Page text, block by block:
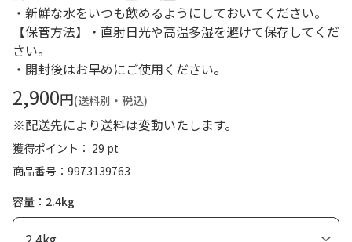
・新鮮な水をいつも飲めるようにしておいてください。
【保管方法】・直射日光や高温多湿を避けて保存してくだ
さい。
・開封後はお早めにご使用ください。
2,900円(送料別・税込)
※配送先により送料は変動いたします。
獲得ポイント： 29 pt
商品番号
9973139763
容量：2.4kg